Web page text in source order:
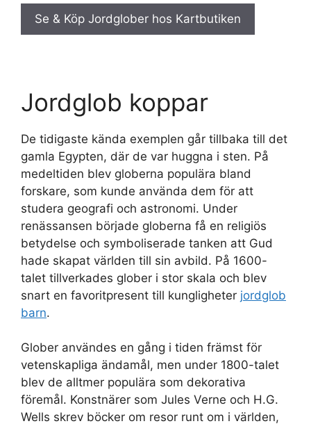
Se & Köp Jordglober hos Kartbutiken
Jordglob koppar
De tidigaste kända exemplen går tillbaka till det
gamla Egypten, där de var huggna i sten. På
medeltiden blev globerna populära bland
forskare, som kunde använda dem för att
studera geografi och astronomi. Under
renässansen började globerna få en religiös
betydelse och symboliserade tanken att Gud
hade skapat världen till sin avbild. På 1600-
talet tillverkades glober i stor skala och blev
snart en favoritpresent till kungligheter jordglob
barn.
Glober användes en gång i tiden främst för
vetenskapliga ändamål, men under 1800-talet
blev de alltmer populära som dekorativa
föremål. Konstnärer som Jules Verne och H.G.
Wells skrev böcker om resor runt om i världen,